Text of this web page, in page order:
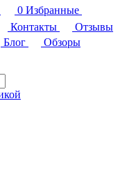
0 Избранные
Контакты
Отзывы
Блог
Обзоры